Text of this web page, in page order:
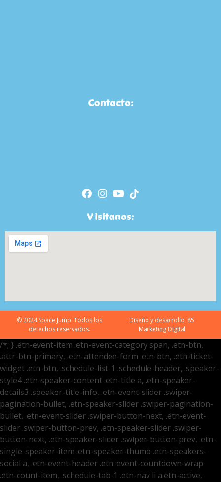
Contacto:
Visitanos:
© 2024 Space Jump. Todos los
derechos reservados.
Diseño y desarrollo: 85
Marketing Digital
/*; } .etn-event-item .etn-event-category span, .etn-btn,
.attr-btn-primary, .etn-attendee-form .etn-btn, .etn-ticket-
widget .etn-btn, .schedule-list-1 .schedule-header, .speaker-
style4 .etn-speaker-content .etn-title a, .etn-speaker-
details3 .speaker-title-info, .etn-event-slider .swiper-
pagination-bullet, .etn-speaker-slider .swiper-pagination-
bullet, .etn-event-slider .swiper-button-next, .etn-event-
slider .swiper-button-prev, .etn-speaker-slider .swiper-
button-next, .etn-speaker-slider .swiper-button-prev, .etn-
single-speaker-item .etn-speaker-thumb .etn-speakers-
social a, .etn-event-header .etn-event-countdown-wrap
.etn-count-item, .schedule-tab-1 .etn-nav li a.etn-active,